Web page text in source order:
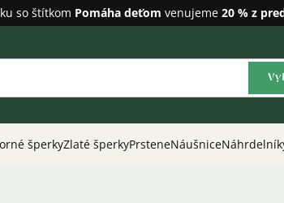
so štítkom Pomáha deťom venujeme 20 % z
šperkyZlaté šperkyPrsteneNáušnice